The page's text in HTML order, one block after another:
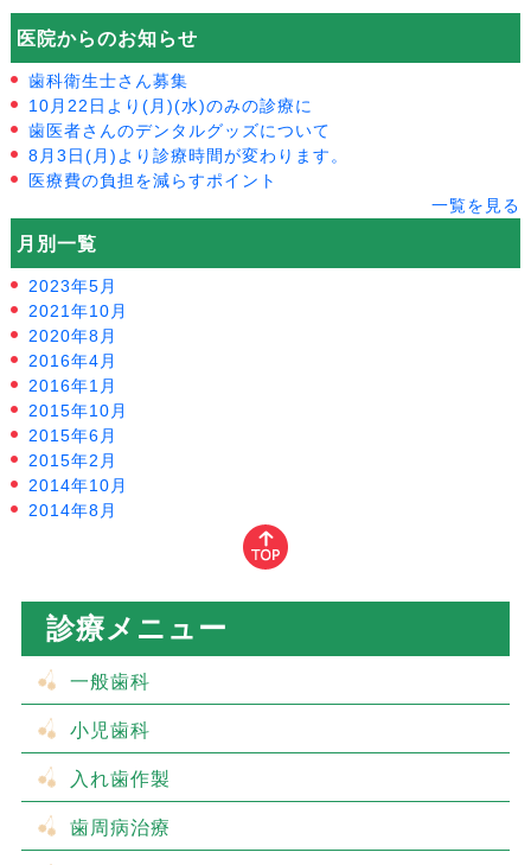
医院からのお知らせ
歯科衛生士さん募集
10月22日より(月)(水)のみの診療に
歯医者さんのデンタルグッズについて
8月3日(月)より診療時間が変わります。
医療費の負担を減らすポイント
一覧を見る
月別一覧
2023年5月
2021年10月
2020年8月
2016年4月
2016年1月
2015年10月
2015年6月
2015年2月
2014年10月
2014年8月
診療メニュー
一般歯科
小児歯科
入れ歯作製
歯周病治療